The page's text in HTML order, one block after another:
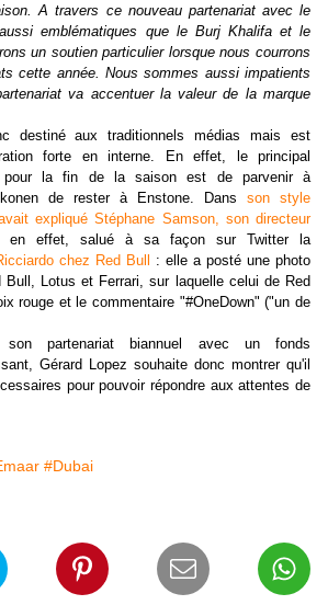
A travers ce nouveau partenariat avec le
emblématiques que le Burj Khalifa et le
un soutien particulier lorsque nous courrons
cette année. Nous sommes aussi impatients
va accentuer la valeur de la marque
destiné aux traditionnels médias mais est
forte en interne. En effet, le principal
pour la fin de la saison est de parvenir à
de rester à Enstone. Dans son style
expliqué Stéphane Samson, son directeur
en effet, salué à sa façon sur Twitter la
chez Red Bull
: elle a posté une photo
Lotus et Ferrari, sur laquelle celui de Red
rouge et le commentaire "#OneDown" ("un de
partenariat biannuel avec un fonds
Gérard Lopez souhaite donc montrer qu'il
pour pouvoir répondre aux attentes de
#Dubai